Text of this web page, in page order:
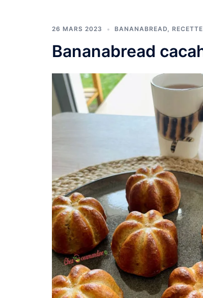
26 MARS 2023 BANANABREAD,
Bananabread